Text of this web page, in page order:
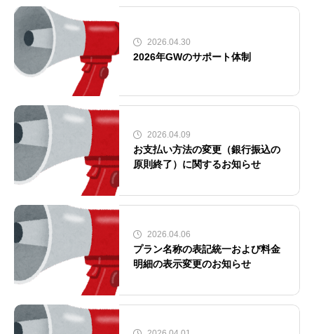
2026.04.30
2026年GWのサポート体制
2026.04.09
お支払い方法の変更（銀行振込の
原則終了）に関するお知らせ
2026.04.06
プラン名称の表記統一および料金
明細の表示変更のお知らせ